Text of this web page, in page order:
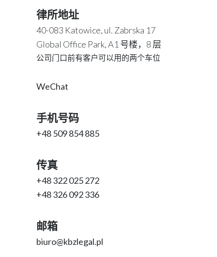
律所地址
40-083 Katowice, ul. Zabrska 17
Global Office Park, A1 号楼，8 层
公司门口前有客户可以用的两个车位
WeChat
手机号码
+48 509 854 885
传真
+48 322 025 272
+48 326 092 336
邮箱
biuro@kbzlegal.pl